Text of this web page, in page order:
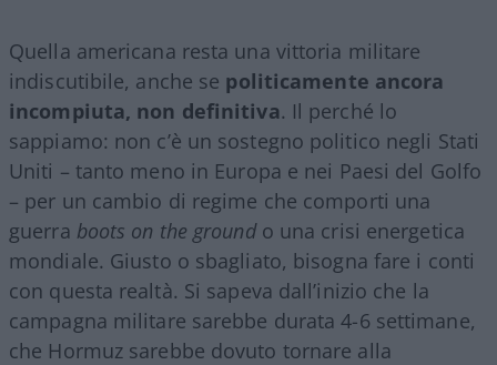
Quella americana resta una vittoria militare
indiscutibile, anche se politicamente ancora
incompiuta, non definitiva. Il perché lo
sappiamo: non c’è un sostegno politico negli Stati
Uniti – tanto meno in Europa e nei Paesi del Golfo
– per un cambio di regime che comporti una
guerra boots on the groundo una crisi energetica
mondiale. Giusto o sbagliato, bisogna fare i conti
con questa realtà. Si sapeva dall’inizio che la
campagna militare sarebbe durata 4-6 settimane,
che Hormuz sarebbe dovuto tornare alla